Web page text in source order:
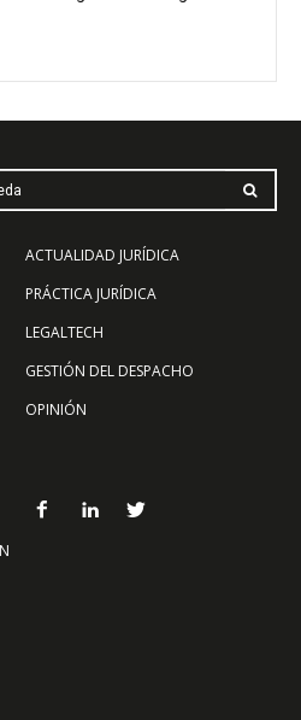
ACTUALIDAD JURÍDICA
PRÁCTICA JURÍDICA
LEGALTECH
GESTIÓN DEL DESPACHO
OPINIÓN